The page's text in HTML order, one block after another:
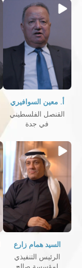
أ. معين السوافيري
القنصل الفلسطيني
في جدة
السيد همام زارع
الرئيس التنفيذي